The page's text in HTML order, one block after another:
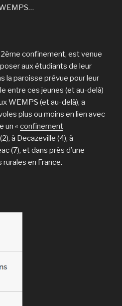
2ème confinement, est venue
aux étudiants de leur
la paroisse prévue pour leur
entre ces jeunes (et au-delà)
WEMPS (et au-delà), a
plus ou moins en lien avec
un « confinement
à Decazeville (4), à
(7), et dans près d’une
en France.